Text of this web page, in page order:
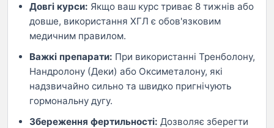
Довгі курси: Якщо ваш курс триває 8 тижнів або
довше, використання ХГЛ є обов'язковим
медичним правилом.
Важкі препарати: При використанні Тренболону,
Нандролону (Деки) або Оксиметалону, які
надзвичайно сильно та швидко пригнічують
гормональну дугу.
Збереження фертильності: Дозволяє зберегти